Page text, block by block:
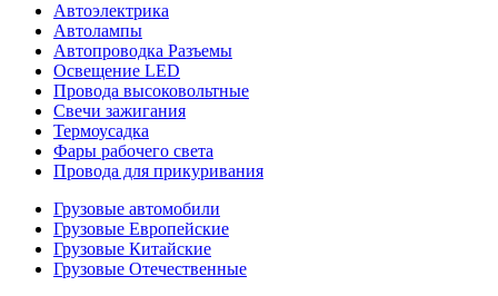
Автоэлектрика
Автолампы
Автопроводка Разъемы
Освещение LED
Провода высоковольтные
Свечи зажигания
Термоусадка
Фары рабочего света
Провода для прикуривания
Грузовые автомобили
Грузовые Европейские
Грузовые Китайские
Грузовые Отечественные